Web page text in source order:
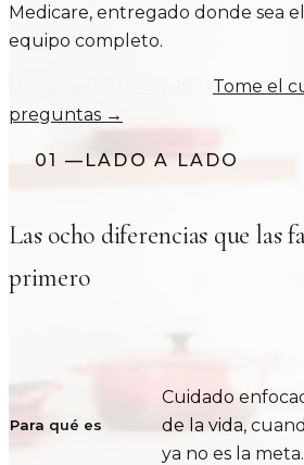
Medicare, entregado donde sea
equipo completo.
Tome el
preguntas →
01 — LADO A LADO
Las ocho diferencias que las
primero
Para qué es
Cuidado
de la vida,
ya no es la meta.